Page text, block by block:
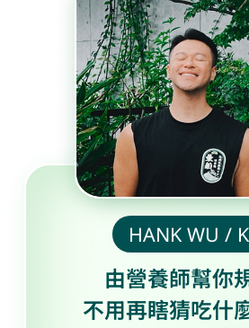
忙碌主婦的簡單生
夜夜醒、睡
媽媽也該有自己的